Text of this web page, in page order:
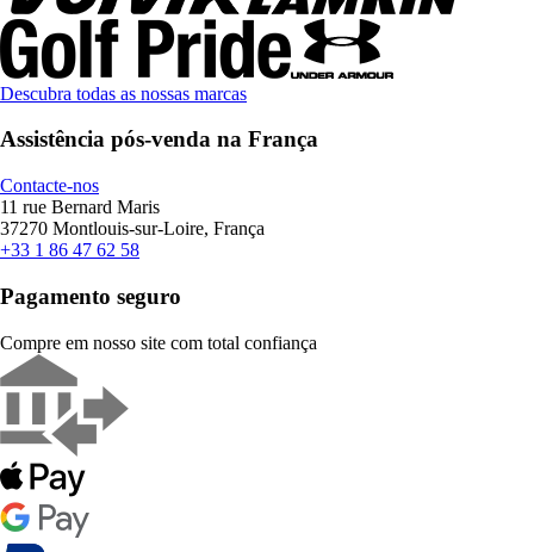
Descubra todas as nossas marcas
Assistência pós-venda na França
Contacte-nos
11 rue Bernard Maris
37270 Montlouis-sur-Loire, França
+33 1 86 47 62 58
Pagamento seguro
Compre em nosso site com total confiança